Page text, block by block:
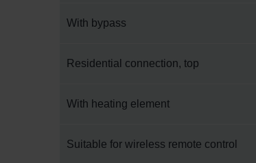
With bypass
Residential connection, top
With heating element
Suitable for wireless remote control